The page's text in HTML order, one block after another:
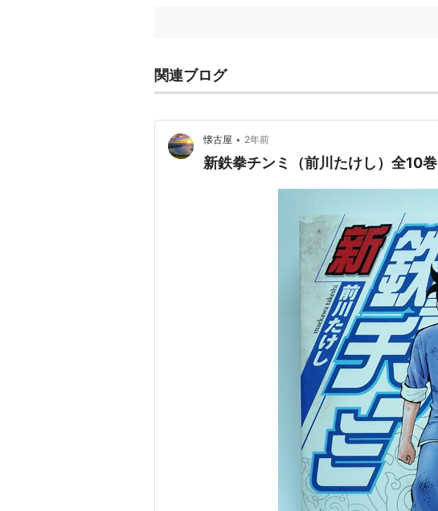
関連ブログ
懐古屋 • 2年前
新鉄拳チンミ（前川たけし）全10巻